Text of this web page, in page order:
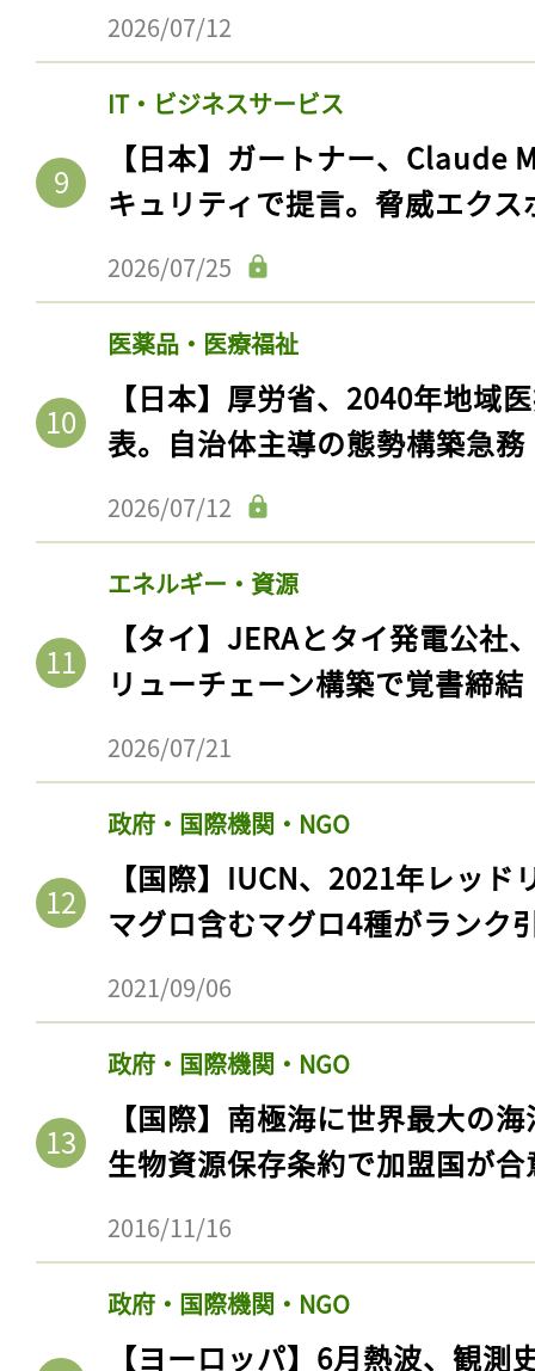
2026/07/12
IT・ビジネスサービス
【日本】ガートナー、Claude
キュリティで提言。脅威エク
2026/07/25
医薬品・医療福祉
【日本】厚労省、2040年地域
表。自治体主導の態勢構築急務
2026/07/12
エネルギー・資源
【タイ】JERAとタイ発電公社
リューチェーン構築で覚書締結
2026/07/21
政府・国際機関・NGO
【国際】IUCN、2021年レッ
マグロ含むマグロ4種がランク
2021/09/06
政府・国際機関・NGO
【国際】南極海に世界最大の
生物資源保存条約で加盟国が合
2016/11/16
政府・国際機関・NGO
【ヨーロッパ】6月熱波、観